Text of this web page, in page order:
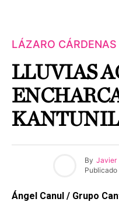
LÁZARO CÁRDENAS
LLUVIAS
By Javier
Publicado
Ángel Canul / Grupo